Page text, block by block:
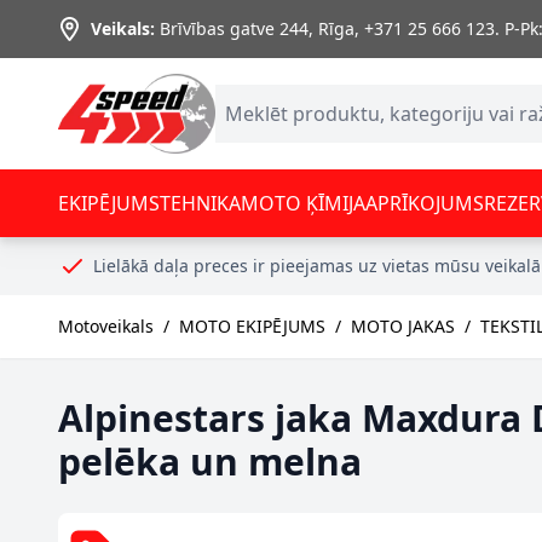
Skip to Content
Veikals: Brīvības gatve 244, Rīga, +371 25 666 123. P-
EKIPĒJUMSTEHNIKAMOTO ĶĪMIJAAPRĪKOJUMS
Lielākā daļa preces ir pieejamas uz vietas mūsu veikalā
Motoveikals / MOTO EKIPĒJUMS / MOTO JAKAS /
Alpinestars jaka
pelēka un melna